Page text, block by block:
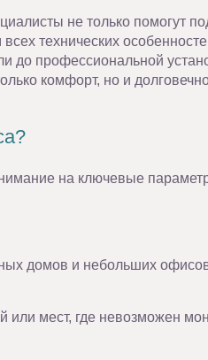
не только помогут
технических
до профессиональной
комфорт, но и
на ключевые
домов и небольших
мест, где невозможен